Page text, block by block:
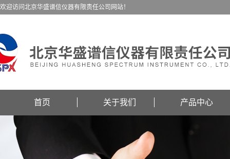
欢迎访问北京华盛谱信仪器有限责任公司网站！
首页 关于我们 产品中心